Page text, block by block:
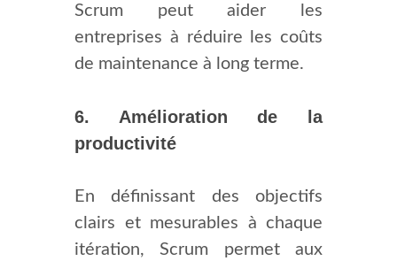
Scrum peut aider les
entreprises à réduire les coûts
de maintenance à long terme.
6. Amélioration de la
productivité
En définissant des objectifs
clairs et mesurables à chaque
itération, Scrum permet aux